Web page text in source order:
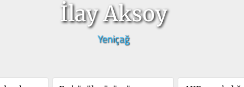
İlay Aksoy
Yeniçağ